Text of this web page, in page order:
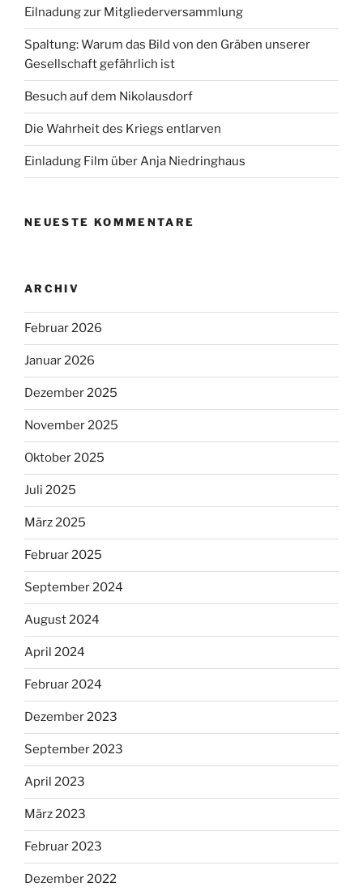
Eilnadung zur Mitgliederversammlung
Spaltung: Warum das Bild von den Gräben unserer
Gesellschaft gefährlich ist
Besuch auf dem Nikolausdorf
Die Wahrheit des Kriegs entlarven
Einladung Film über Anja Niedringhaus
NEUESTE KOMMENTARE
ARCHIV
Februar 2026
Januar 2026
Dezember 2025
November 2025
Oktober 2025
Juli 2025
März 2025
Februar 2025
September 2024
August 2024
April 2024
Februar 2024
Dezember 2023
September 2023
April 2023
März 2023
Februar 2023
Dezember 2022